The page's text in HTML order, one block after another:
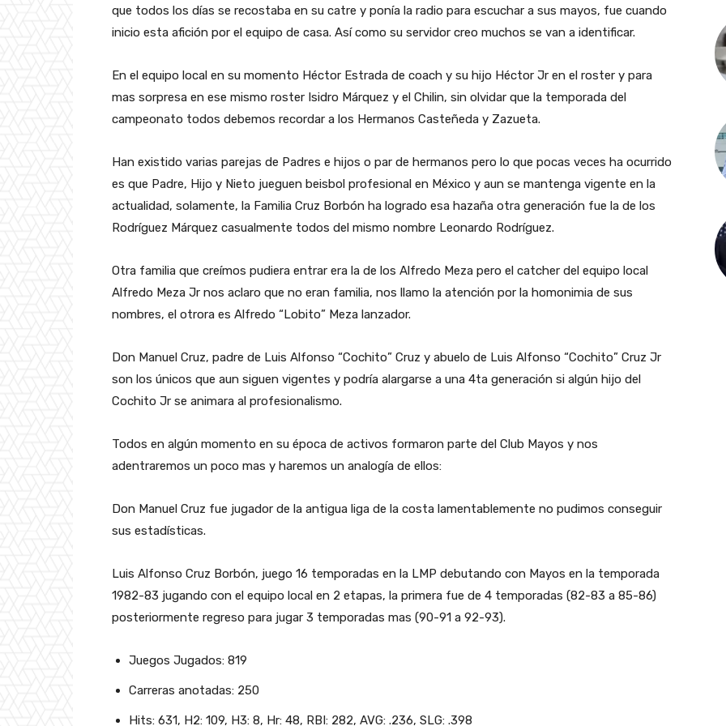
que todos los días se recostaba en su catre y ponía la radio para escuchar a sus mayos, fue cuando
inicio esta afición por el equipo de casa. Así como su servidor creo muchos se van a identificar.
En el equipo local en su momento Héctor Estrada de coach y su hijo Héctor Jr en el roster y para
mas sorpresa en ese mismo roster Isidro Márquez y el Chilin, sin olvidar que la temporada del
campeonato todos debemos recordar a los Hermanos Casteñeda y Zazueta.
Han existido varias parejas de Padres e hijos o par de hermanos pero lo que pocas veces ha ocurrido
es que Padre, Hijo y Nieto jueguen beisbol profesional en México y aun se mantenga vigente en la
actualidad, solamente, la Familia Cruz Borbón ha logrado esa hazaña otra generación fue la de los
Rodríguez Márquez casualmente todos del mismo nombre Leonardo Rodríguez.
Otra familia que creímos pudiera entrar era la de los Alfredo Meza pero el catcher del equipo local
Alfredo Meza Jr nos aclaro que no eran familia, nos llamo la atención por la homonimia de sus
nombres, el otrora es Alfredo “Lobito” Meza lanzador.
Don Manuel Cruz, padre de Luis Alfonso “Cochito” Cruz y abuelo de Luis Alfonso “Cochito” Cruz Jr
son los únicos que aun siguen vigentes y podría alargarse a una 4ta generación si algún hijo del
Cochito Jr se animara al profesionalismo.
Todos en algún momento en su época de activos formaron parte del Club Mayos y nos
adentraremos un poco mas y haremos un analogía de ellos:
Don Manuel Cruz fue jugador de la antigua liga de la costa lamentablemente no pudimos conseguir
sus estadísticas.
Luis Alfonso Cruz Borbón, juego 16 temporadas en la LMP debutando con Mayos en la temporada
1982-83 jugando con el equipo local en 2 etapas, la primera fue de 4 temporadas (82-83 a 85-86)
posteriormente regreso para jugar 3 temporadas mas (90-91 a 92-93).
Juegos Jugados: 819
Carreras anotadas: 250
Hits: 631, H2: 109, H3: 8, Hr: 48, RBI: 282, AVG: .236, SLG: .398